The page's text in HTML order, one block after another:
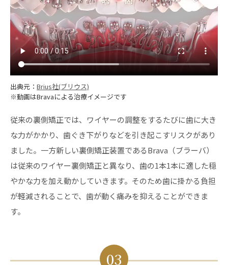
出典元： Brius社(ブリウス)
※動画はBravaによる治療イメージです
従来の裏側矯正では、ワイヤーの調整をするたびに歯に大き
な力がかかり、歯ぐき下がりなどを引き起こすリスクがあり
ました。一方新しい裏側矯正装置であるBrava（ブラーバ）
は従来のワイヤー裏側矯正と異なり、歯の1本1本に適した穏
やかな力を加え動かしていきます。そのため歯に掛かる負担
が軽減されることで、歯が動く痛みを抑えることができま
す。
03